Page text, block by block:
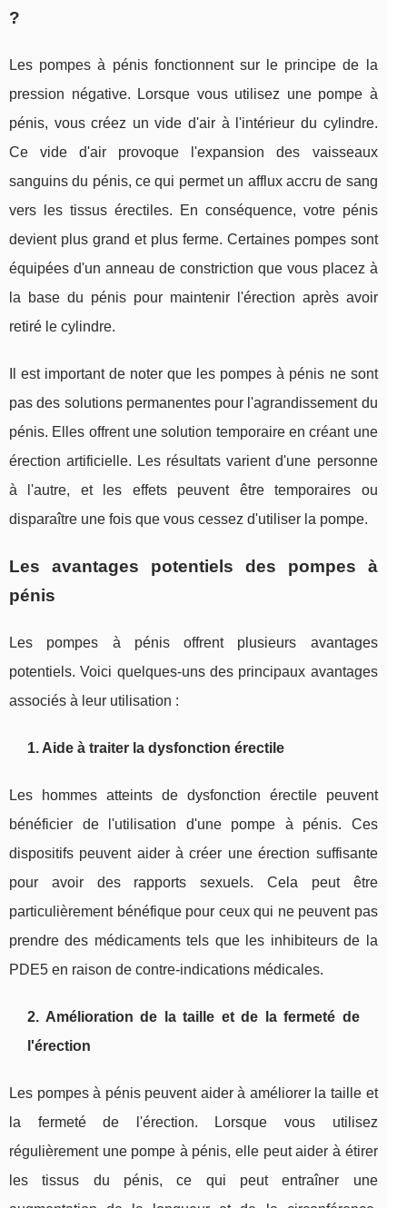
?
Les pompes à pénis fonctionnent sur le principe de la
pression négative. Lorsque vous utilisez une pompe à
pénis, vous créez un vide d'air à l'intérieur du cylindre.
Ce vide d'air provoque l'expansion des vaisseaux
sanguins du pénis, ce qui permet un afflux accru de sang
vers les tissus érectiles. En conséquence, votre pénis
devient plus grand et plus ferme. Certaines pompes sont
équipées d'un anneau de constriction que vous placez à
la base du pénis pour maintenir l'érection après avoir
retiré le cylindre.
Il est important de noter que les pompes à pénis ne sont
pas des solutions permanentes pour l'agrandissement du
pénis. Elles offrent une solution temporaire en créant une
érection artificielle. Les résultats varient d'une personne
à l'autre, et les effets peuvent être temporaires ou
disparaître une fois que vous cessez d'utiliser la pompe.
Les avantages potentiels des pompes à
pénis
Les pompes à pénis offrent plusieurs avantages
potentiels. Voici quelques-uns des principaux avantages
associés à leur utilisation :
1. Aide à traiter la dysfonction érectile
Les hommes atteints de dysfonction érectile peuvent
bénéficier de l'utilisation d'une pompe à pénis. Ces
dispositifs peuvent aider à créer une érection suffisante
pour avoir des rapports sexuels. Cela peut être
particulièrement bénéfique pour ceux qui ne peuvent pas
prendre des médicaments tels que les inhibiteurs de la
PDE5 en raison de contre-indications médicales.
2. Amélioration de la taille et de la fermeté de
l'érection
Les pompes à pénis peuvent aider à améliorer la taille et
la fermeté de l'érection. Lorsque vous utilisez
régulièrement une pompe à pénis, elle peut aider à étirer
les tissus du pénis, ce qui peut entraîner une